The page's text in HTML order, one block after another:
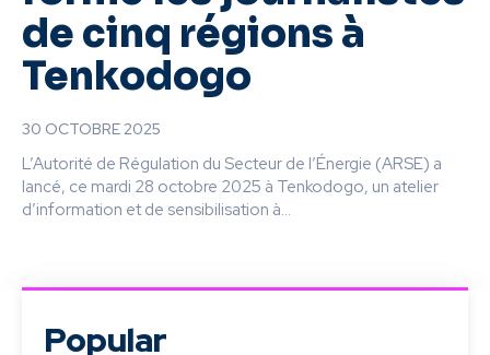
de cinq régions à
Tenkodogo
30 OCTOBRE 2025
L’Autorité de Régulation du Secteur de l’Énergie (ARSE) a
lancé, ce mardi 28 octobre 2025 à Tenkodogo, un atelier
d’information et de sensibilisation à...
Popular